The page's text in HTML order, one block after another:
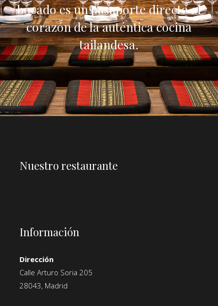
bocado es un pasaporte directo al
corazón de la auténtica cocina
tailandesa.
Nuestro restaurante
Información
Dirección
Calle Arturo Soria 205
28043, Madrid